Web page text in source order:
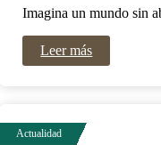
Imagina un mundo sin
Leer más